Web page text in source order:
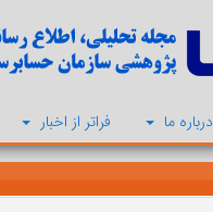
درباره ما فراتر از اخبار